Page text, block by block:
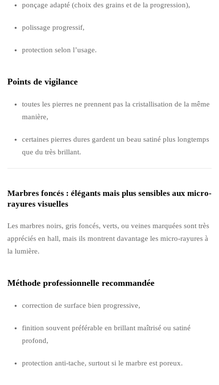
ponçage adapté (choix des grains et de la progression),
polissage progressif,
protection selon l’usage.
Points de vigilance
toutes les pierres ne prennent pas la cristallisation de la même
manière,
certaines pierres dures gardent un beau satiné plus longtemps
que du très brillant.
Marbres foncés : élégants mais plus sensibles aux micro-
rayures visuelles
Les marbres noirs, gris foncés, verts, ou veines marquées sont très
appréciés en hall, mais ils montrent davantage les micro-rayures à
la lumière.
Méthode professionnelle recommandée
correction de surface bien progressive,
finition souvent préférable en brillant maîtrisé ou satiné
profond,
protection anti-tache, surtout si le marbre est poreux.